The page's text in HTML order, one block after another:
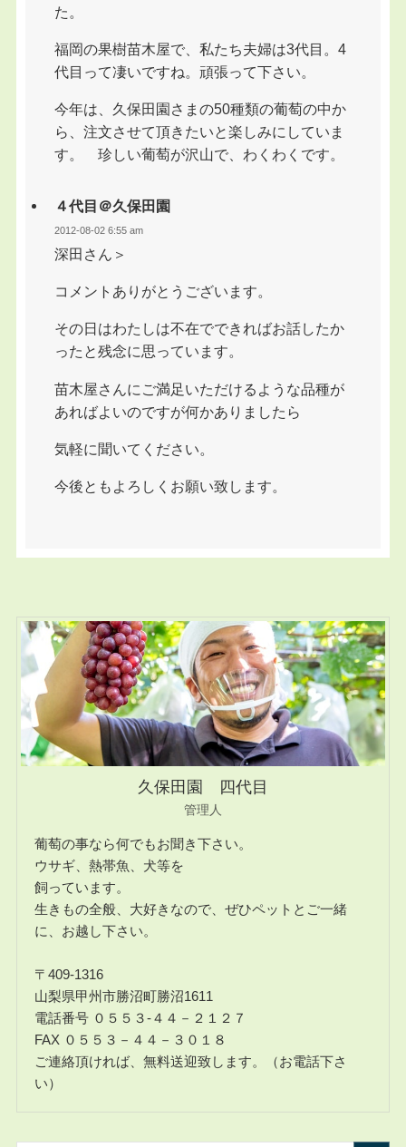
た。
福岡の果樹苗木屋で、私たち夫婦は3代目。4
代目って凄いですね。頑張って下さい。
今年は、久保田園さまの50種類の葡萄の中か
ら、注文させて頂きたいと楽しみにしていま
す。 珍しい葡萄が沢山で、わくわくです。
４代目＠久保田園
2012-08-02 6:55 am
深田さん＞
コメントありがとうございます。
その日はわたしは不在でできればお話したか
ったと残念に思っています。
苗木屋さんにご満足いただけるような品種が
あればよいのですが何かありましたら
気軽に聞いてください。
今後ともよろしくお願い致します。
久保田園 四代目
管理人
葡萄の事なら何でもお聞き下さい。
ウサギ、熱帯魚、犬等を
飼っています。
生きもの全般、大好きなので、ぜひペットとご一緒
に、お越し下さい。
〒409-1316
山梨県甲州市勝沼町勝沼1611
電話番号 ０５５３-４４－２１２７
FAX ０５５３－４４－３０１８
ご連絡頂ければ、無料送迎致します。（お電話下さ
い）